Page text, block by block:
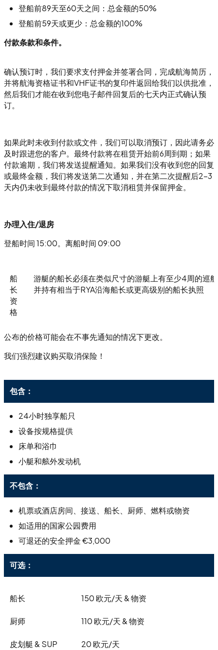
登船前89天至60天之间：总金额的50%
登船前59天或更少：总金额的100%
付款条款和条件。
确认预订时，我们要求支付押金并签署合同，完成航海简历，
并将航海资格证书和VHF证书的复印件返回给我们以供批准，
然后我们才能在收到您电子邮件回复后的七天内正式确认预
订。
如果此时未收到付款或文件，我们可以取消预订，因此请务必
及时跟进您的客户。最终付款将在租赁开始前6周到期；如果
付款逾期，我们将发送提醒通知。如果我们没有收到您的回复
或最终金额，我们将发送第二次通知，并在第二次提醒后2-3
天内仍未收到最终付款的情况下取消租赁并保留押金。
办理入住/退房
登船时间 15:00。离船时间 09:00
船
长
资
格
游艇的船长必须在类似尺寸的游艇上有至少4周的巡
并持有相当于RYA沿海船长或更高级别的船长执照
公布的价格可能会在不事先通知的情况下更改。
我们强烈建议购买取消保险！
包含：
24小时独享船只
设备按规格提供
床单和浴巾
小艇和舷外发动机
不包含：
机票或酒店房间、接送、船长、厨师、燃料或物资
如适用的国家公园费用
可退还的安全押金 €3,000
可选：
船长 150 欧元/天 & 物资
厨师 110 欧元/天 & 物资
皮划艇 & SUP 20 欧元/天